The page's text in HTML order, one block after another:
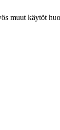
muut käytöt